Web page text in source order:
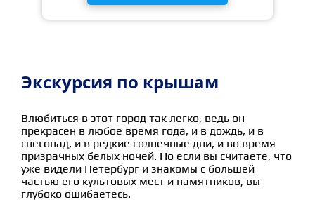
Экскурсия по крышам
Влюбиться в этот город так легко, ведь он
прекрасен в любое время года, и в дождь, и в
снегопад, и в редкие солнечные дни, и во время
призрачных белых ночей. Но если вы считаете, что
уже видели Петербург и знакомы с большей
частью его культовых мест и памятников, вы
глубоко ошибаетесь.